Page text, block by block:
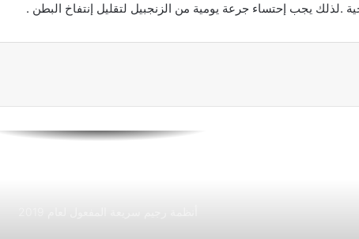
.لذلك يجب إحتساء جرعة يومية من الزنجبيل لتقليل إنتفاخ البطن .
أنظمة رجيم سريعة المفعول